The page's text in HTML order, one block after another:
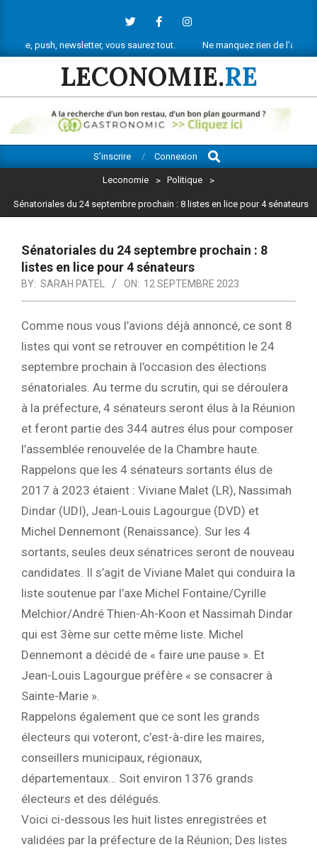
contentnewsletter, vous saurez tout. Ne manquez rien de l’actu
LECONOMIE.RE
Navigation
S’inscrire Connexion
Search
Leconomie > Politique >
Sénatoriales du 24 septembre prochain : 8 listes en lice pour 4 sénateurs
Sénatoriales du 24 septembre prochain : 8
listes en lice pour 4 sénateurs
BY: SARAH PATEL ON: 12 SEPTEMBRE 2023
Comme nous vous l’avions déjà annoncé, ce sont 8
listes qui vont se retrouver en compétition le 24
septembre prochain à l’occasion des élections
sénatoriales. Au terme du scrutin, qui se déroulera
à la préfecture, 4 sénateurs seront élus à la Réunion
et feront partie des 344 autres élus pour composer
l’assemblée renouvelée de la Chambre haute.
Rappelons que les 4 sénateurs sortants élus de
2017 à 2023 étaient : Viviane Malet (LR), Nassimah
Dindar (UDI), Jean-Louis Lagourgue (DVD) et
Michel Dennemont (Renaissance). Sur les 4
sortants, seules deux sénatrices seront de nouveau
candidates. Il s’agit de Viviane Malet qui conduira la
liste soutenue par l’axe Michel Fontaine/Cyrille
Melchior/André Thien-Ah-Koon et Nassimah Dindar
qui est 3ème sur cette même liste. Michel
Dennemont a décidé de « faire une pause ». Et
Jean-Louis Lagourgue préfère « se consacrer à
Sainte-Marie ».
Rappelons également que ce sont les grands
électeurs qui voteront, c’est-à-dire les maires,
conseillers municipaux, régionaux,
départementaux… Soit environ 1376 grands
électeurs et des délégués.
Voici ci-dessous les huit listes enregistrées et
validées par la préfecture de la Réunion; Des listes